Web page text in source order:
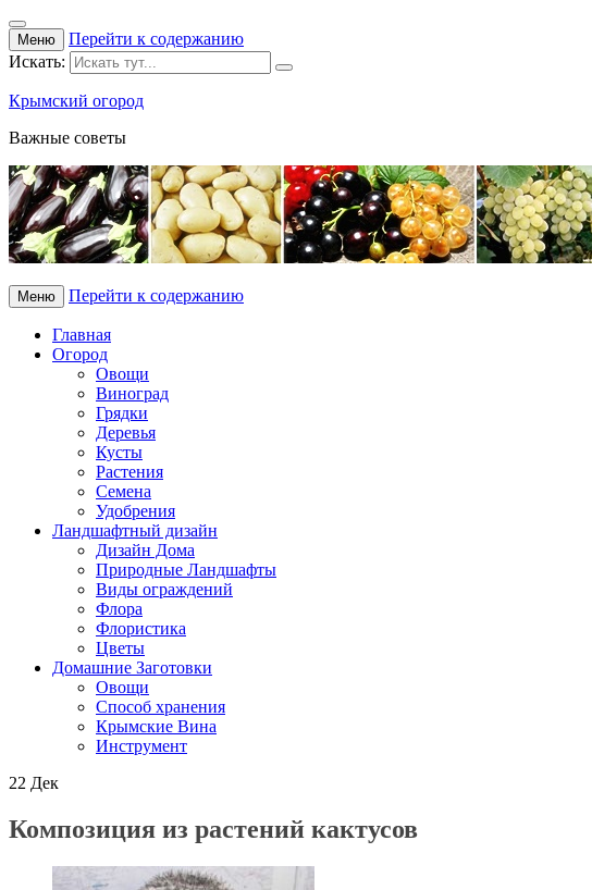
Меню
Перейти к содержанию
Искать:
Крымский огород
Важные советы
Меню Перейти к содержанию
Главная
Огород
Овощи
Виноград
Грядки
Деревья
Кусты
Растения
Семена
Удобрения
Ландшафтный дизайн
Дизайн Дома
Природные Ландшафты
Виды ограждений
Флора
Флористика
Цветы
Домашние Заготовки
Овощи
Способ хранения
Крымские Вина
Инструмент
22 Дек
Композиция из растений кактусов